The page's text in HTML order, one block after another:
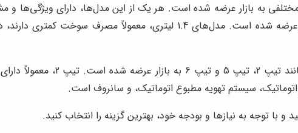
مختلفی به بازار عرضه شده است. هر یک از این مدل‌ها، دارای